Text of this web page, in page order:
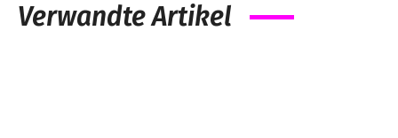
Verwandte Artikel